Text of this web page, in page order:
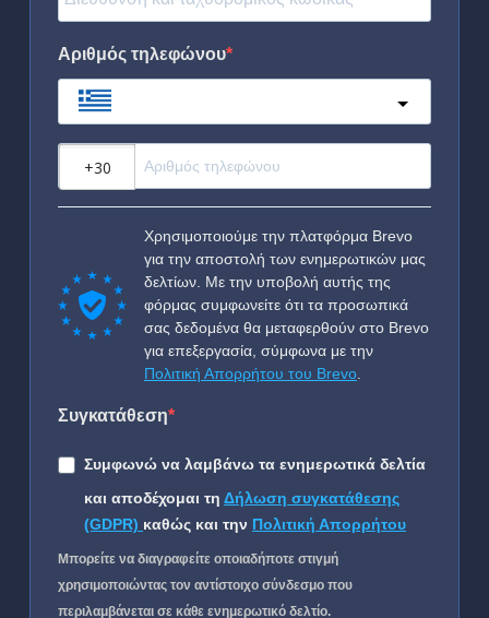
Αριθμός τηλεφώνου
Χρησιμοποιούμε την πλατφόρμα Brevo
για την αποστολή των ενημερωτικών μας
δελτίων. Με την υποβολή αυτής της
φόρμας συμφωνείτε ότι τα προσωπικά
σας δεδομένα θα μεταφερθούν στο Brevo
για επεξεργασία, σύμφωνα με την
Πολιτική Απορρήτου του Brevo
Συγκατάθεση
Συμφωνώ να λαμβάνω τα ενημερωτικά δελτία
και αποδέχομαι τη Δήλωση συγκατάθεσης
(GDPR) καθώς και την Πολιτική Απορρήτου
Μπορείτε να διαγραφείτε οποιαδήποτε στιγμή
χρησιμοποιώντας τον αντίστοιχο σύνδεσμο που
περιλαμβάνεται σε κάθε ενημερωτικό δελτίο.